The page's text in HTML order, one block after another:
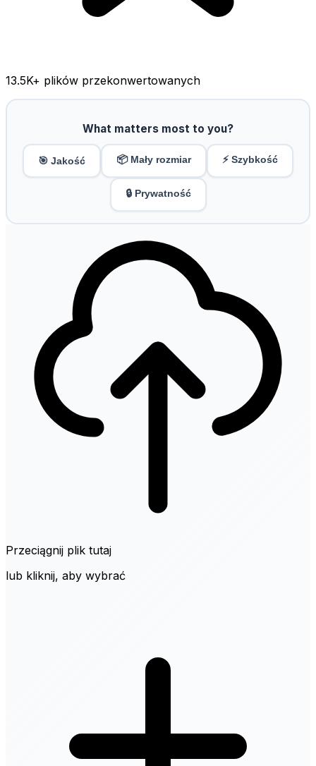
13.5K+ plików przekonwertowanych
What matters most to you?
🎯 Jakość 📦 Mały rozmiar ⚡ Szybkość
🔒 Prywatność
Przeciągnij plik tutaj
lub kliknij, aby wybrać